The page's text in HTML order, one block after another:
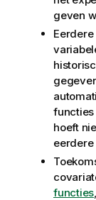
geven
functies
hoeft
eerdere
functies